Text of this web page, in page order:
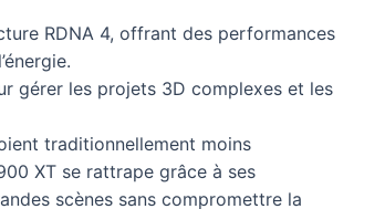
RDNA 4, offrant des performances
gérer les projets 3D complexes et les
traditionnellement moins
XT se rattrape grâce à ses
scènes sans compromettre la